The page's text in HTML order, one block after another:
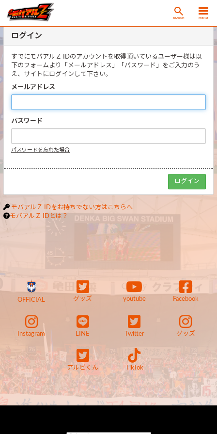
SEARCH MENU
ログイン
すでにモバアルＺ IDのアカウントを取得頂いているユーザー様は以
下のフォームより「メールアドレス」「パスワード」をご入力のう
え、サイトにログインして下さい。
メールアドレス
パスワード
パスワードを忘れた場合
モバアルＺ IDをお持ちでない方はこちらへ
モバアルＺ IDとは？
OFFICIAL グッズ youtube Facebook
Instagram LINE Twitter グッズ
アルビくん TikTok